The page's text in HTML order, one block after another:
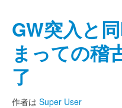
GW突入と
まっての稽
了
作者は Super User